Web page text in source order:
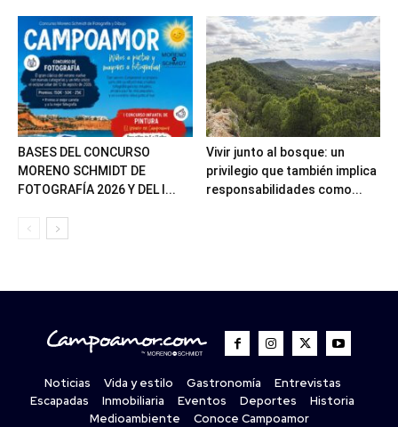
BASES DEL CONCURSO
MORENO SCHMIDT DE
FOTOGRAFÍA 2026 Y DEL I...
Vivir junto al bosque: un
privilegio que también implica
responsabilidades como...
Noticias Vida y estilo Gastronomía
Entrevistas
Escapadas
Inmobiliaria Eventos Deportes
Historia
Medioambiente
Conoce Campoamor